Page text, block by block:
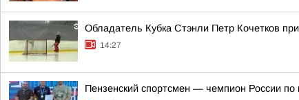
Обладатель Кубка Стэнли Петр Кочетков
14:27
Пензенский спортсмен — чемпион России по